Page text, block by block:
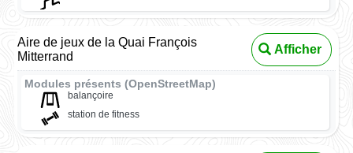
Aire de jeux de la Quai François
Mitterrand
Afficher
Modules présents (OpenStreetMap)
balançoire
station de fitness